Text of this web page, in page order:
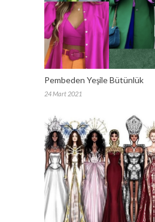
Pembeden Yeşile Bütünlük
24 Mart 2021